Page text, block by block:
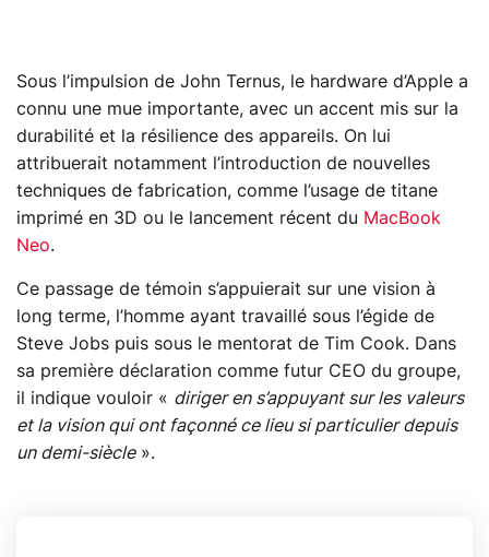
Sous l’impulsion de John Ternus, le hardware d’Apple a
connu une mue importante, avec un accent mis sur la
durabilité et la résilience des appareils. On lui
attribuerait notamment l’introduction de nouvelles
techniques de fabrication, comme l’usage de titane
imprimé en 3D ou le lancement récent du MacBook
Neo.
Ce passage de témoin s’appuierait sur une vision à
long terme, l’homme ayant travaillé sous l’égide de
Steve Jobs puis sous le mentorat de Tim Cook. Dans
sa première déclaration comme futur CEO du groupe,
il indique vouloir « diriger en s’appuyant sur les valeurs
et la vision qui ont façonné ce lieu si particulier depuis
un demi-siècle».